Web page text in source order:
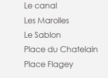
Le canal
Les Marolles
Le Sablon
Place du Chatelain
Place Flagey